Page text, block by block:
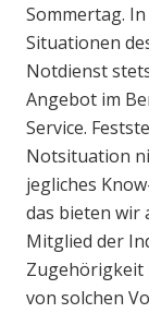
Sommertag.
Situationen
Notdienst
Angebot im
Service.
Notsituation
jegliches
das bieten wir
Mitglied der
von solchen